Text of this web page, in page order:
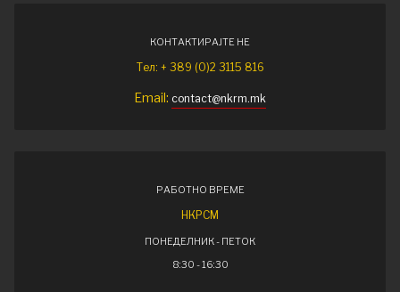
КОНТАКТИРАЈТЕ НЕ
Тел: + 389 (0)2 3115 816
Email: contact@nkrm.mk
РАБОТНО ВРЕМЕ
НКРСМ
ПОНЕДЕЛНИК - ПЕТОК
8:30 - 16:30